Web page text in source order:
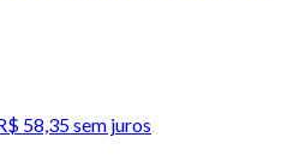
58,35 sem juros